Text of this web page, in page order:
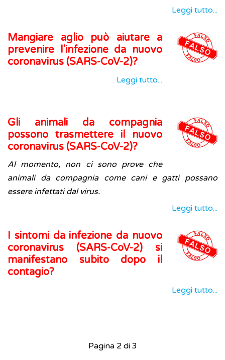
Leggi tutto...
Mangiare aglio può aiutare a
prevenire l’infezione da nuovo
coronavirus (SARS-CoV-2)?
Leggi tutto...
Gli animali da compagnia
possono trasmettere il nuovo
coronavirus (SARS-CoV-2)?
Al momento, non ci sono prove che
animali da compagnia come cani e gatti possano
essere infettati dal virus.
Leggi tutto...
I sintomi da infezione da nuovo
coronavirus (SARS-CoV-2) si
manifestano subito dopo il
contagio?
Leggi tutto...
Pagina 2 di 3